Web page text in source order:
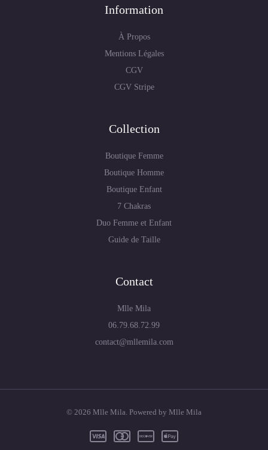
Information
À Propos
Mentions Légales
CGV
CGV Stripe
Collection
Boutique Femme
Boutique Homme
Boutique Enfant
7 Chakras
Duo Femme et Enfant
Guide de Taille
Contact
Mlle Mila
06.79.68.72.99
contact@mllemila.com
© 2026 Mlle Mila. Powered by Mlle Mila